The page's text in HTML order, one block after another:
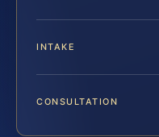
INTAKE
CONSULTATION